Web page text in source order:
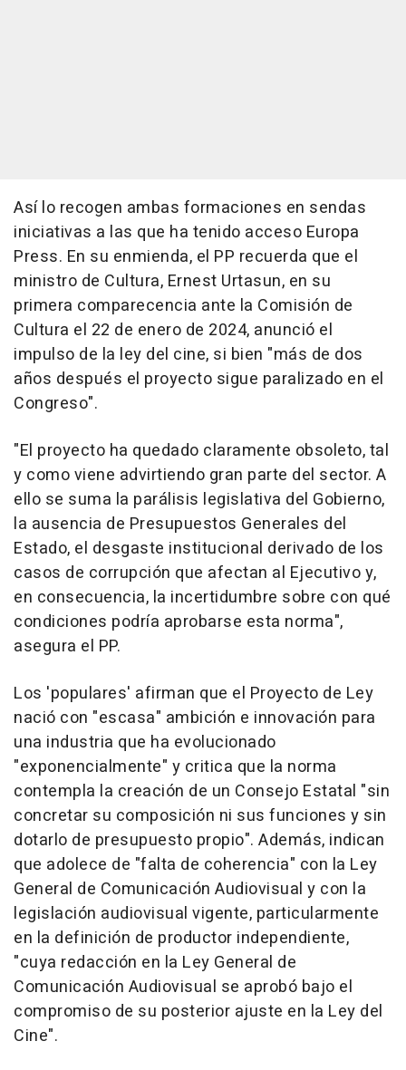
Así lo recogen ambas formaciones en sendas
iniciativas a las que ha tenido acceso Europa
Press. En su enmienda, el PP recuerda que el
ministro de Cultura, Ernest Urtasun, en su
primera comparecencia ante la Comisión de
Cultura el 22 de enero de 2024, anunció el
impulso de la ley del cine, si bien "más de dos
años después el proyecto sigue paralizado en el
Congreso".
"El proyecto ha quedado claramente obsoleto, tal
y como viene advirtiendo gran parte del sector. A
ello se suma la parálisis legislativa del Gobierno,
la ausencia de Presupuestos Generales del
Estado, el desgaste institucional derivado de los
casos de corrupción que afectan al Ejecutivo y,
en consecuencia, la incertidumbre sobre con qué
condiciones podría aprobarse esta norma",
asegura el PP.
Los 'populares' afirman que el Proyecto de Ley
nació con "escasa" ambición e innovación para
una industria que ha evolucionado
"exponencialmente" y critica que la norma
contempla la creación de un Consejo Estatal "sin
concretar su composición ni sus funciones y sin
dotarlo de presupuesto propio". Además, indican
que adolece de "falta de coherencia" con la Ley
General de Comunicación Audiovisual y con la
legislación audiovisual vigente, particularmente
en la definición de productor independiente,
"cuya redacción en la Ley General de
Comunicación Audiovisual se aprobó bajo el
compromiso de su posterior ajuste en la Ley del
Cine".